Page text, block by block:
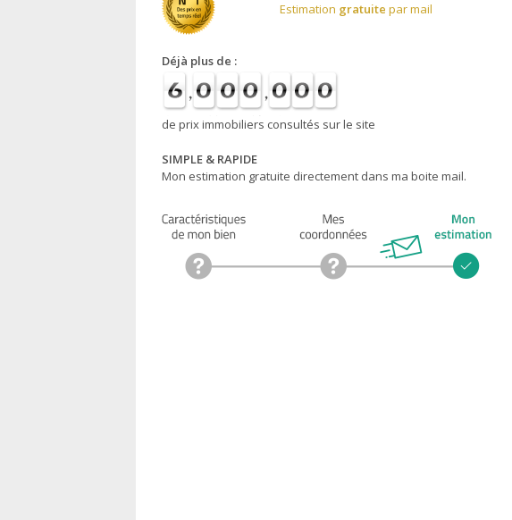
Estimation gratuite par mail
Déjà plus de :
de prix immobiliers consultés sur le site
SIMPLE & RAPIDE
Mon estimation gratuite directement dans ma boite mail.